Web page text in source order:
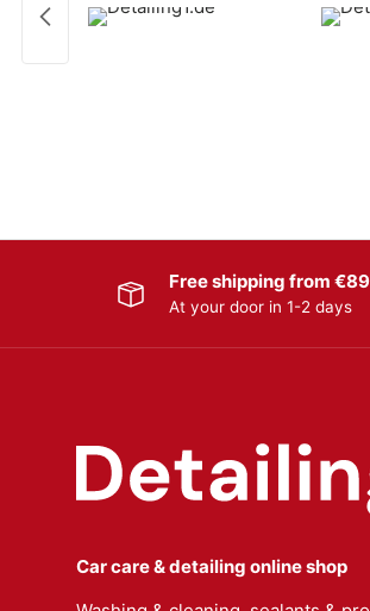
Free shipping from €89
At your door in 1-2 days
Car care & detailing online shop